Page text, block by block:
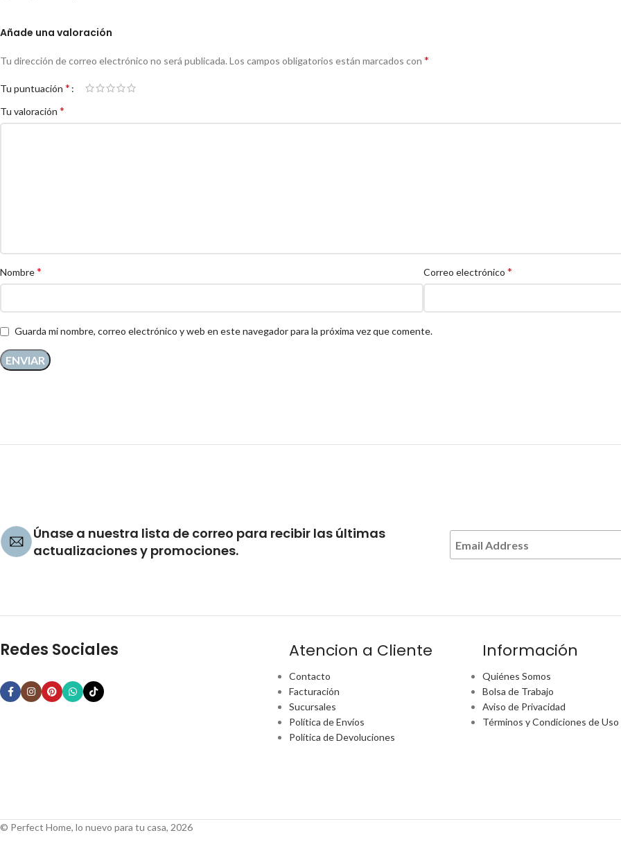
Añade una valoración
Tu dirección de correo electrónico no será publicada. Los campos obligatorios están marcados con *
Tu puntuación *
Tu valoración *
Nombre* Correo electrónico *
Guarda mi nombre, correo electrónico y web en este navegador para la próxima vez que comente.
Únase a nuestra lista de correo para recibir las últimas
actualizaciones y promociones.
Redes Sociales Atencion a Cliente
Contacto
Facturación
Sucursales
Política de Envíos
Política de Devoluciones
Información
Quiénes Somos
Bolsa de Trabajo
Aviso de Privacidad
Términos y Condiciones de Uso
© Perfect Home, lo nuevo para tu casa, 2026